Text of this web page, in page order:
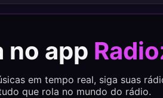
no app
em tempo real, siga suas
que rola no mundo do rádio.